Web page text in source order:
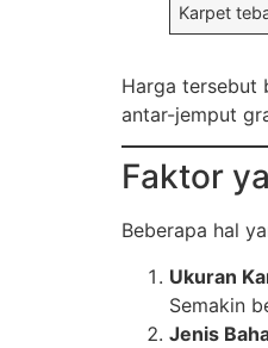
Karpet
Harga tersebut
antar-jemput
Faktor
Beberapa hal
Ukuran
Semakin
Jenis